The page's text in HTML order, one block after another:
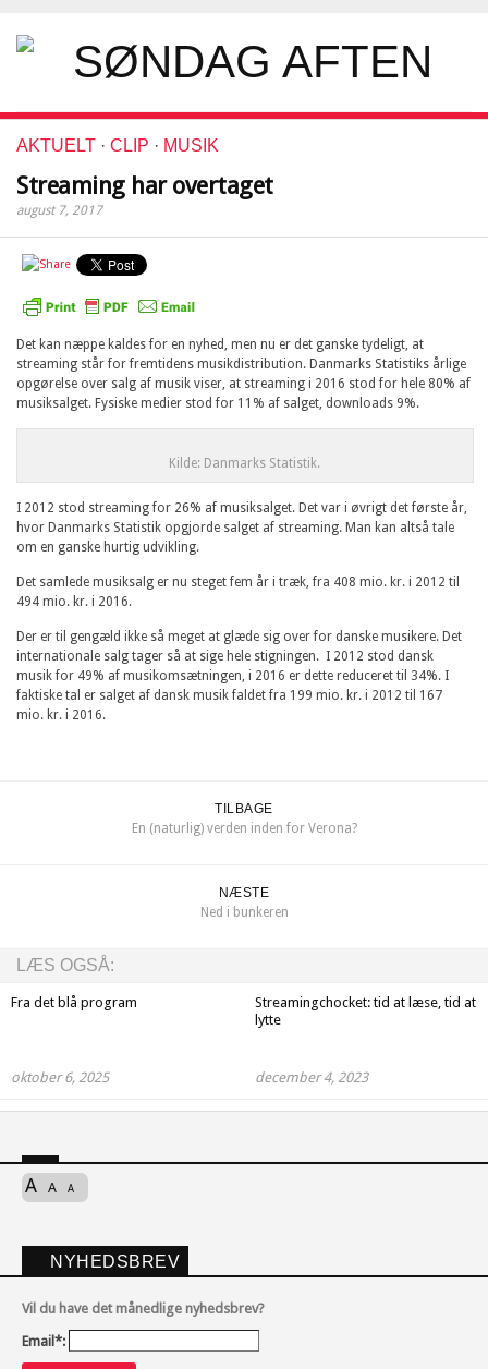
AKTUELT · CLIP · MUSIK
Streaming har overtaget
august 7, 2017
Det kan næppe kaldes for en nyhed, men nu er det ganske tydeligt, at
streaming står for fremtidens musikdistribution. Danmarks Statistiks årlige
opgørelse over salg af musik viser, at streaming i 2016 stod for hele 80% af
musiksalget. Fysiske medier stod for 11% af salget, downloads 9%.
Kilde: Danmarks Statistik.
I 2012 stod streaming for 26% af musiksalget. Det var i øvrigt det første år,
hvor Danmarks Statistik opgjorde salget af streaming. Man kan altså tale
om en ganske hurtig udvikling.
Det samlede musiksalg er nu steget fem år i træk, fra 408 mio. kr. i 2012 til
494 mio. kr. i 2016.
Der er til gengæld ikke så meget at glæde sig over for danske musikere. Det
internationale salg tager så at sige hele stigningen. I 2012 stod dansk
musik for 49% af musikomsætningen, i 2016 er dette reduceret til 34%. I
faktiske tal er salget af dansk musik faldet fra 199 mio. kr. i 2012 til 167
mio. kr. i 2016.
TILBAGE
En (naturlig) verden inden for Verona?
NÆSTE
Ned i bunkeren
LÆS OGSÅ:
Fra det blå program
oktober 6, 2025
Streamingchocket: tid at læse, tid at
lytte
december 4, 2023
A A A
NYHEDSBREV
Vil du have det månedlige nyhedsbrev?
Email*: